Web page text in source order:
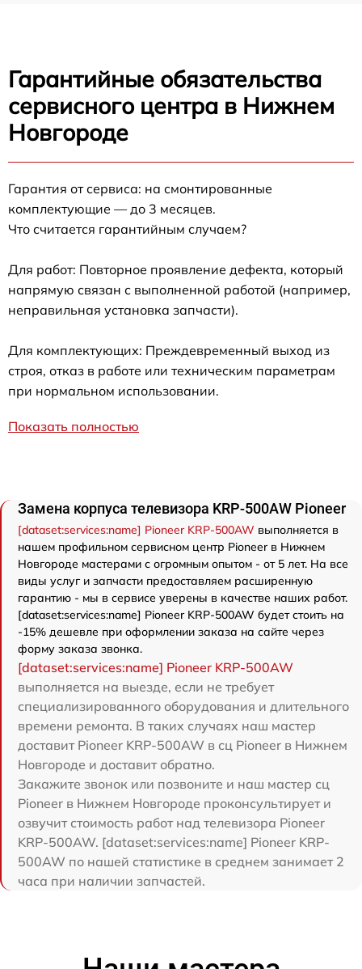
Гарантийные обязательства
сервисного центра в Нижнем
Новгороде
Гарантия от сервиса: на смонтированные
комплектующие — до 3 месяцев.
Что считается гарантийным случаем?
Для работ: Повторное проявление дефекта, который
напрямую связан с выполненной работой (например,
неправильная установка запчасти).
Для комплектующих: Преждевременный выход из
строя, отказ в работе или техническим параметрам
при нормальном использовании.
Показать полностью
Замена корпуса телевизора KRP-500AW Pioneer
[dataset:services:name] Pioneer KRP-500AW выполняется в
нашем профильном сервисном центр Pioneer в Нижнем
Новгороде мастерами с огромным опытом - от 5 лет. На все
виды услуг и запчасти предоставляем расширенную
гарантию - мы в сервисе уверены в качестве наших работ.
[dataset:services:name] Pioneer KRP-500AW будет стоить на
-15% дешевле при оформлении заказа на сайте через
форму заказа звонка.
[dataset:services:name] Pioneer KRP-500AW
выполняется на выезде, если не требует
специализированного оборудования и длительного
времени ремонта. В таких случаях наш мастер
доставит Pioneer KRP-500AW в сц Pioneer в Нижнем
Новгороде и доставит обратно.
Закажите звонок или позвоните и наш мастер сц
Pioneer в Нижнем Новгороде проконсультирует и
озвучит стоимость работ над телевизора Pioneer
KRP-500AW. [dataset:services:name] Pioneer KRP-
500AW по нашей статистике в среднем занимает 2
часа при наличии запчастей.